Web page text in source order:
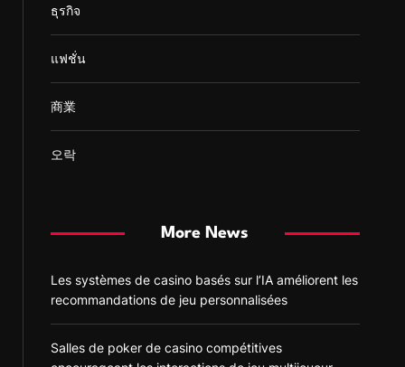
ธุรกิจ
แฟชั่น
商業
오락
More News
Les systèmes de casino basés sur l’IA améliorent les
recommandations de jeu personnalisées
Salles de poker de casino compétitives